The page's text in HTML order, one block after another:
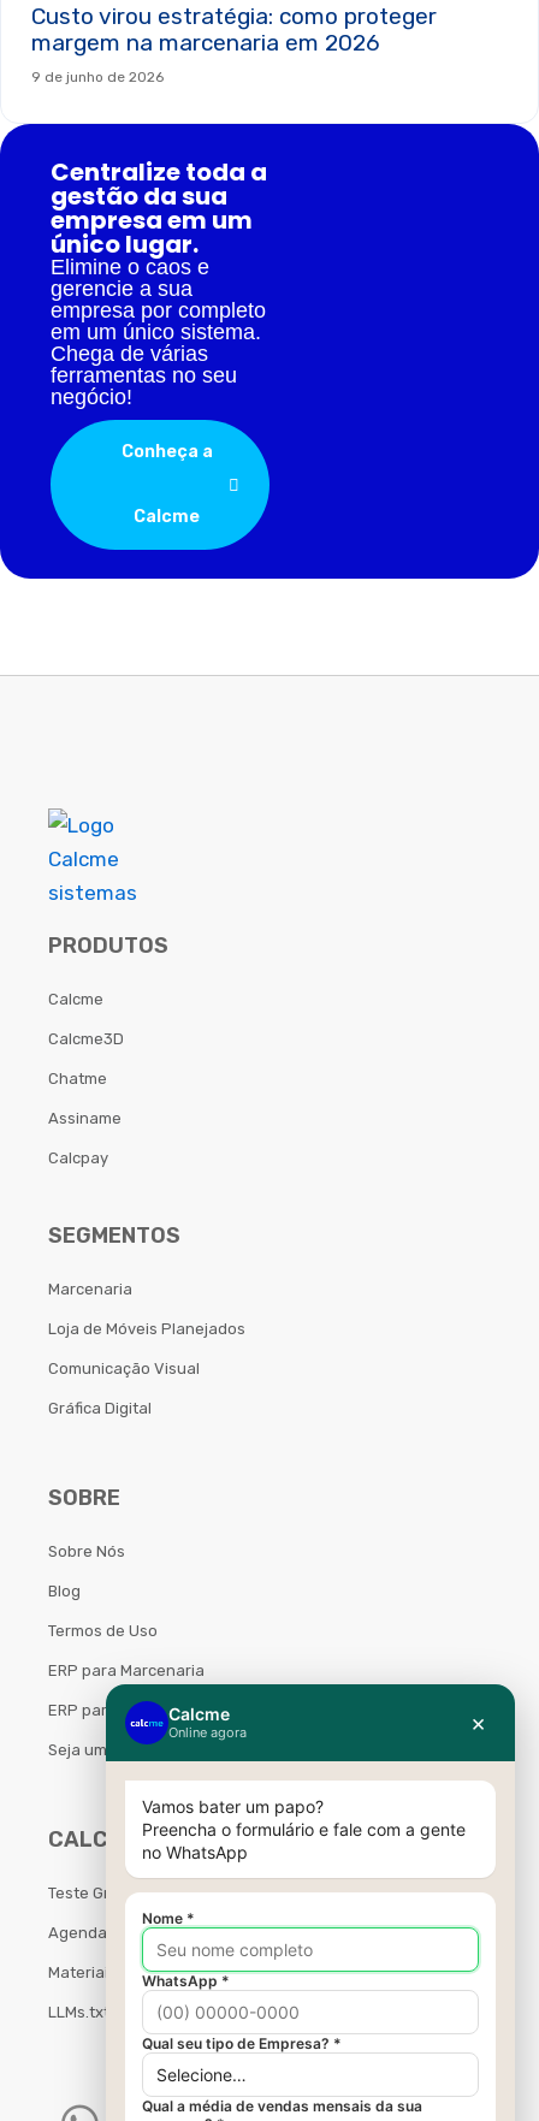
Custo virou estratégia: como proteger
margem na marcenaria em 2026
9 de junho de 2026
Centralize toda a
gestão da sua
empresa em um
único lugar.
Elimine o caos e
gerencie a sua
empresa por completo
em um único sistema.
Chega de várias
ferramentas no seu
negócio!
Conheça a
Calcme
PRODUTOS
Calcme
Calcme3D
Chatme
Assiname
Calcpay
SEGMENTOS
Marcenaria
Loja de Móveis Planejados
Comunicação Visual
Gráfica Digital
SOBRE
Sobre Nós
Blog
Termos de Uso
ERP para Marcenaria
ERP para Móveis Planejados
Seja um Parceiro Calcme
CALCME
Teste Grátis
Agendar Demonstração
Materiais Gratuitos
LLMs.txt
I
Y
T